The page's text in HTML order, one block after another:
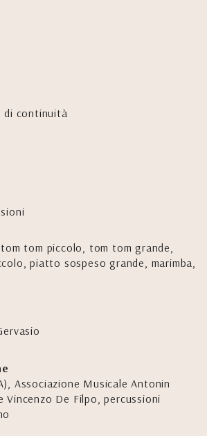
di continuità
tom piccolo, tom tom grande,
piatto sospeso grande, marimba,
Associazione Musicale Antonin
De Filpo, percussioni